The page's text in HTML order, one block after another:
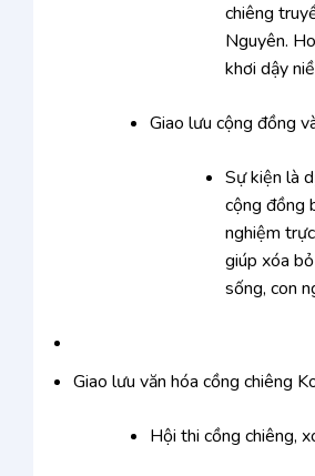
chiêng
Nguyên.
khơi dậy
Giao lưu cộng đồng
Sự kiện là
cộng đồng
nghiệm
giúp xóa
sống, con
Giao lưu văn hóa cồng chiêng
Hội thi cồng chiêng,